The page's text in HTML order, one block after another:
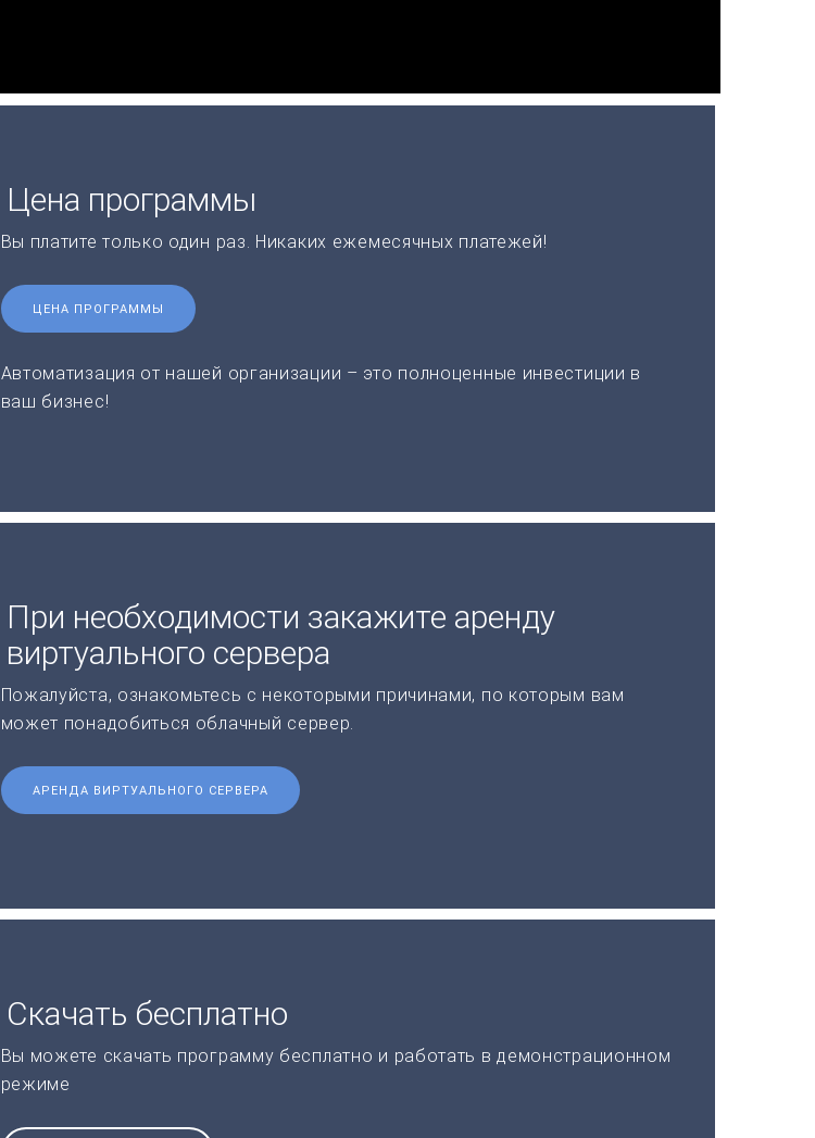
Цена программы
Вы платите только один раз. Никаких ежемесячных платежей!
ЦЕНА ПРОГРАММЫ
Автоматизация от нашей организации – это полноценные инвестиции в
ваш бизнес!
При необходимости закажите аренду
виртуального сервера
Пожалуйста, ознакомьтесь с некоторыми причинами, по которым вам
может понадобиться облачный сервер.
АРЕНДА ВИРТУАЛЬНОГО СЕРВЕРА
Скачать бесплатно
Вы можете скачать программу бесплатно и работать в демонстрационном
режиме